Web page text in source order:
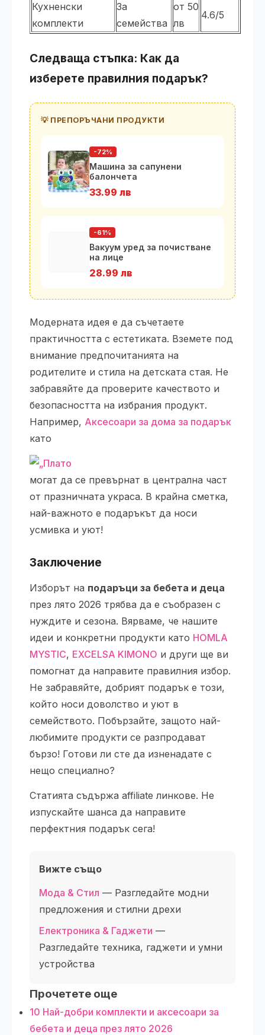
Кухненски
комплекти
За
семейства
от 50
лв
4.6/5
Следваща стъпка: Как да
изберете правилния подарък?
💡 ПРЕПОРЪЧАНИ ПРОДУКТИ
-72%
Машина за сапунени
балончета
33.99 лв
-61%
Вакуум уред за почистване
на лице
28.99 лв
Модерната идея е да съчетаете
практичността с естетиката. Вземете под
внимание предпочитанията на
родителите и стила на детската стая. Не
забравяйте да проверите качеството и
безопасността на избрания продукт.
Например, Аксесоари за дома за подарък
като
могат да се превърнат в централна част
от празничната украса. В крайна сметка,
най-важното е подаръкът да носи
усмивка и уют!
Заключение
Изборът на подаръци за бебета и деца
през лято 2026 трябва да е съобразен с
нуждите и сезона. Вярваме, че нашите
идеи и конкретни продукти като HOMLA
MYSTIC, EXCELSA KIMONO и други ще ви
помогнат да направите правилния избор.
Не забравяйте, добрият подарък е този,
който носи доволство и уют в
семейството. Побързайте, защото най-
любимите продукти се разпродават
бързо! Готови ли сте да изненадате с
нещо специално?
Статията съдържа affiliate линкове. Не
изпускайте шанса да направите
перфектния подарък сега!
Вижте също
Мода & Стил — Разгледайте модни
предложения и стилни дрехи
Електроника & Гаджети —
Разгледайте техника, гаджети и умни
устройства
Прочетете още
10 Най-добри комплекти и аксесоари за
бебета и деца през лято 2026